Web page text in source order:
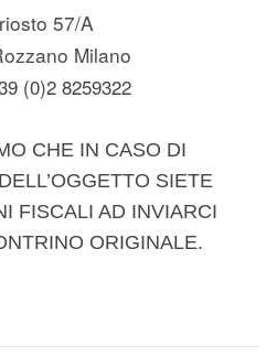
57/A
Milano
(0)2 8259322
CHE IN CASO DI
SIETE
FISCALI AD INVIARCI
ORIGINALE.